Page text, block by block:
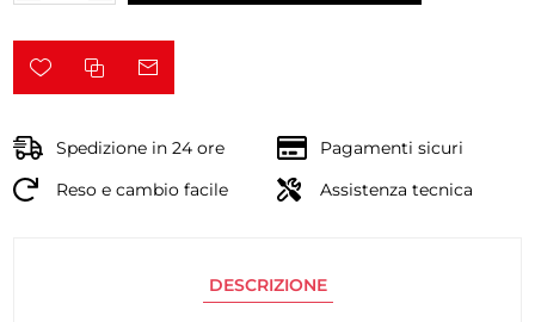
Spedizione in 24 ore
Pagamenti sicuri
Reso e cambio facile
Assistenza tecnica
DESCRIZIONE